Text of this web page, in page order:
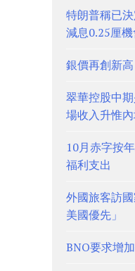
特朗普稱已
減息0.25厘
銀價再創新
翠華控股中
場收入升惟
10月赤字按
福利支出
外國旅客訪
美國優先」
BNO要求增